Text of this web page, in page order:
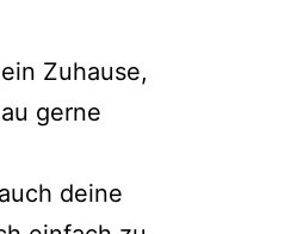
Zuhause,
gerne
deine